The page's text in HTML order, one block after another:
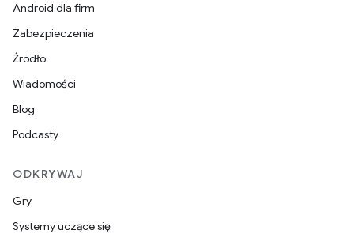
Android dla firm
Zabezpieczenia
Źródło
Wiadomości
Blog
Podcasty
ODKRYWAJ
Gry
Systemy uczące się